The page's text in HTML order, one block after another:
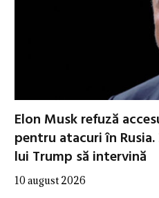
Elon Musk refuză
pentru atacuri în
lui Trump să intervină
10 august 2026